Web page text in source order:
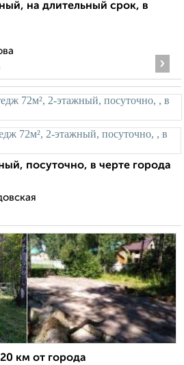
на длительный срок, в
›
посуточно, в черте города
км от города